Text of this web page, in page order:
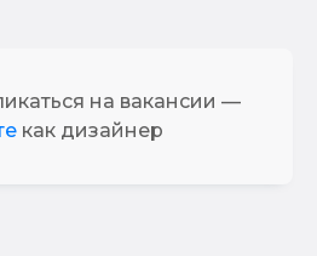
на вакансии —
как дизайнер